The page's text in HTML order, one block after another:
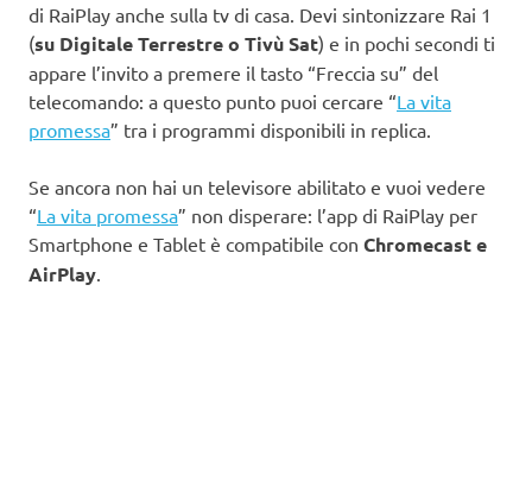
di RaiPlay anche sulla tv di casa. Devi sintonizzare Rai 1
(su Digitale Terrestre o Tivù Sat) e in pochi secondi ti
appare l’invito a premere il tasto “Freccia su” del
telecomando: a questo punto puoi cercare “La vita
promessa” tra i programmi disponibili in replica.
Se ancora non hai un televisore abilitato e vuoi vedere
“La vita promessa” non disperare: l’app di RaiPlay per
Smartphone e Tablet è compatibile con Chromecast e
AirPlay